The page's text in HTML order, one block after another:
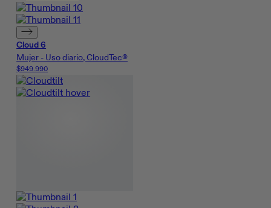
Cloud 6
Mujer - Uso diario, CloudTec®
$949.990